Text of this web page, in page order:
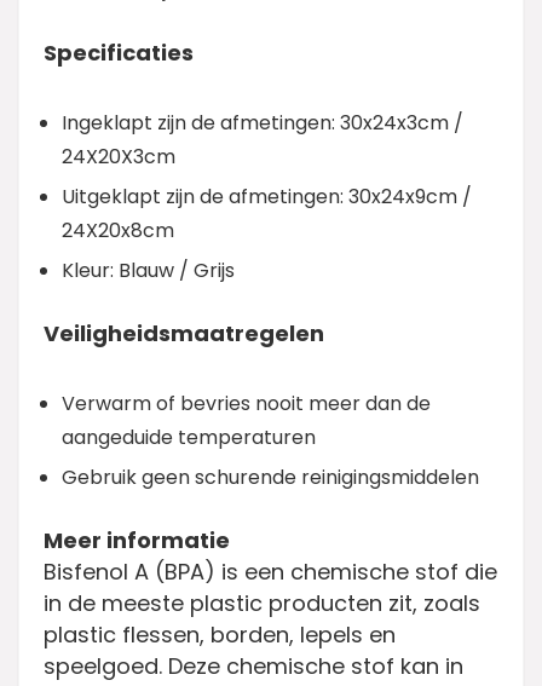
Specificaties
Ingeklapt zijn de afmetingen: 30x24x3cm /
24X20X3cm
Uitgeklapt zijn de afmetingen: 30x24x9cm /
24X20x8cm
Kleur: Blauw / Grijs
Veiligheidsmaatregelen
Verwarm of bevries nooit meer dan de
aangeduide temperaturen
Gebruik geen schurende reinigingsmiddelen
Meer informatie
Bisfenol A (BPA) is een chemische stof die
in de meeste plastic producten zit, zoals
plastic flessen, borden, lepels en
speelgoed. Deze chemische stof kan in